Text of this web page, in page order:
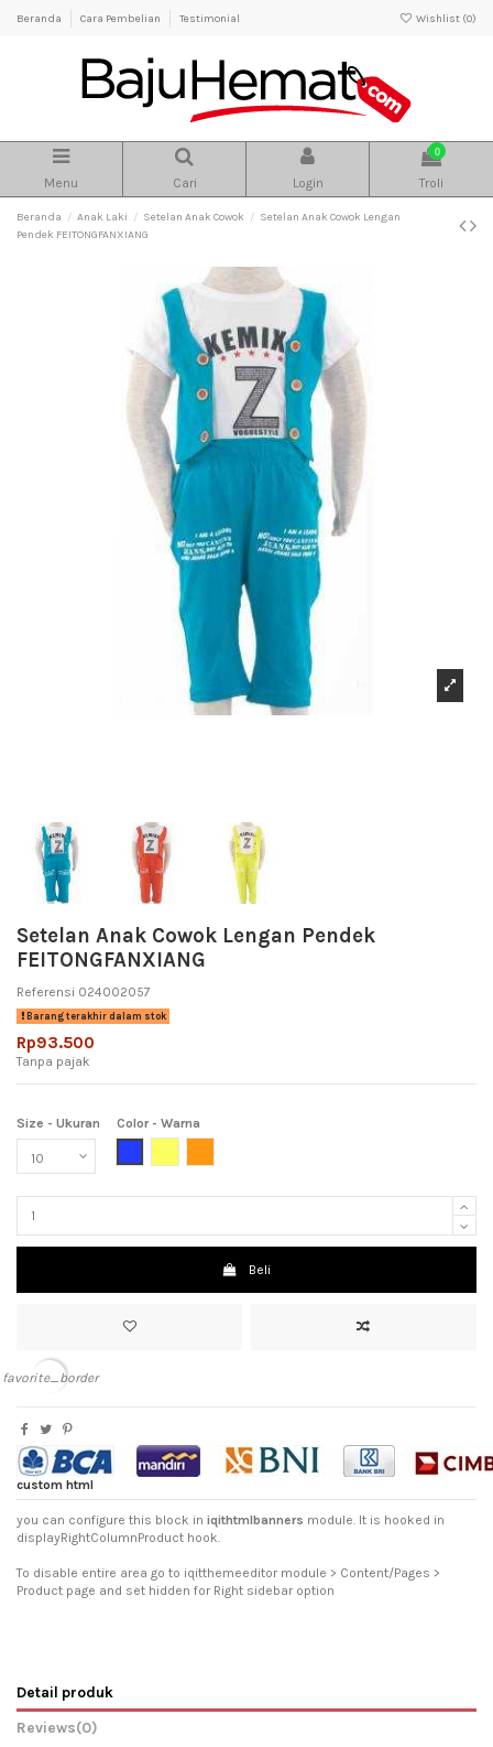
Beranda Cara Pembelian Testimonial Wishlist (0)
Menu Cari Login
0
Troli
Beranda Anak Laki Setelan Anak Cowok
Setelan Anak Cowok Lengan
Pendek FEITONGFANXIANG
Setelan Anak Cowok Lengan Pendek
FEITONGFANXIANG
Referensi 024002057
Barang terakhir dalam stok
Rp93.500
Tanpa pajak
Size - Ukuran
Color - Warna
Beli
favorite_border
custom html
you can configure this block in iqithtmlbanners module. It is hooked in
displayRightColumnProduct hook.
To disable entire area go to iqitthemeeditor module > Content/Pages >
Product page and set hidden for Right sidebar option
Detail produk
Reviews(0)